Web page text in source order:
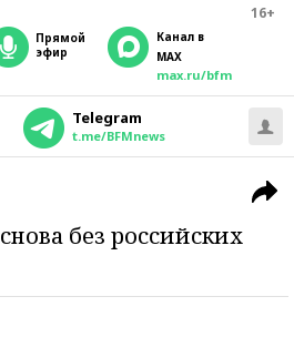
16+
прямой
эфир
Канал в
MAX
max.ru/bfm
Telegram
t.me/BFMnews
без российских